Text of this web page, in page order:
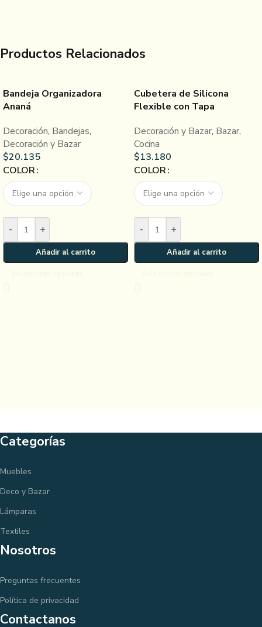
Productos Relacionados
Bandeja Organizadora
Ananá
Decoración, Bandejas,
Decoración y Bazar
$20.135
COLOR
- +
Añadir al carrito
Cubetera de Silicona
Flexible con Tapa
Decoración y Bazar, Bazar,
Cocina
$13.180
COLOR
- +
Añadir al carrito
Categorías
Muebles
Deco y Bazar
Lámparas
Textiles
Nosotros
Preguntas frecuentes
Política de privacidad
Contactanos